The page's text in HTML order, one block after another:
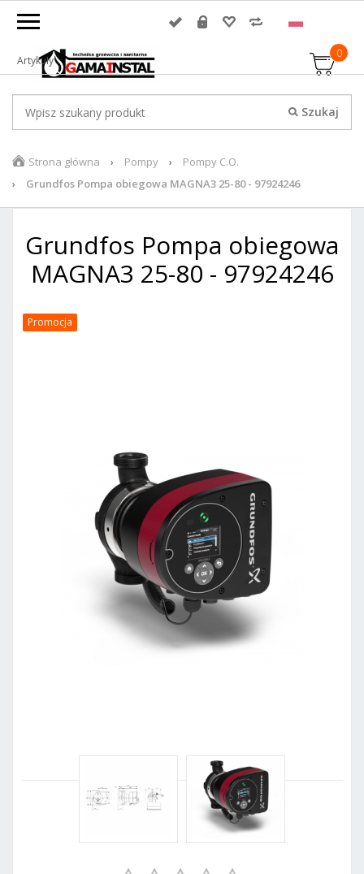
0
Artykuły
Strona główna Pompy
Pompy C.O.
Grundfos Pompa obiegowa MAGNA3 25-80 - 97924246
Grundfos Pompa obiegowa
MAGNA3 25-80 - 97924246
Promocja